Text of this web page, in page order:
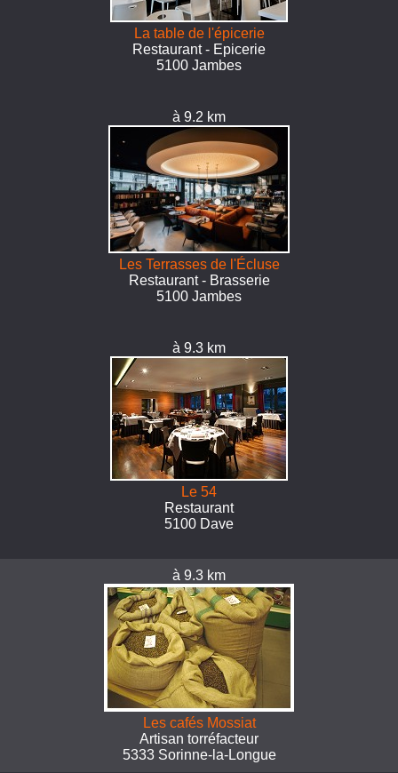
La table de l'épicerie
Restaurant - Epicerie
5100 Jambes
à 9.2 km
Les Terrasses de l'Écluse
Restaurant - Brasserie
5100 Jambes
à 9.3 km
Le 54
Restaurant
5100 Dave
à 9.3 km
Les cafés Mossiat
Artisan torréfacteur
5333 Sorinne-la-Longue